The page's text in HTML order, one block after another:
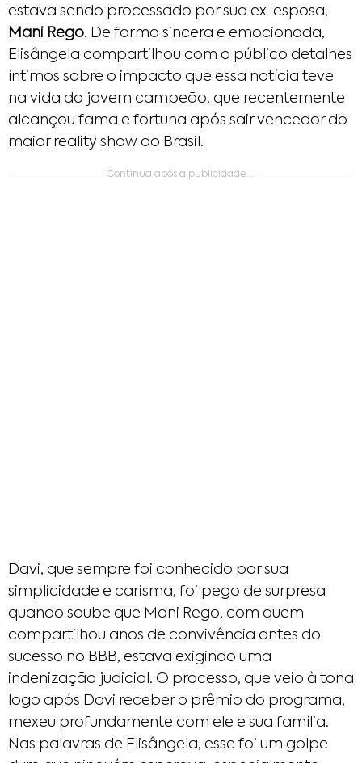
estava sendo processado por sua ex-esposa,
Mani Rego. De forma sincera e emocionada,
Elisângela compartilhou com o público detalhes
íntimos sobre o impacto que essa notícia teve
na vida do jovem campeão, que recentemente
alcançou fama e fortuna após sair vencedor do
maior reality show do Brasil.
Continua após a publicidade....
Davi, que sempre foi conhecido por sua
simplicidade e carisma, foi pego de surpresa
quando soube que Mani Rego, com quem
compartilhou anos de convivência antes do
sucesso no BBB, estava exigindo uma
indenização judicial. O processo, que veio à tona
logo após Davi receber o prêmio do programa,
mexeu profundamente com ele e sua família.
Nas palavras de Elisângela, esse foi um golpe